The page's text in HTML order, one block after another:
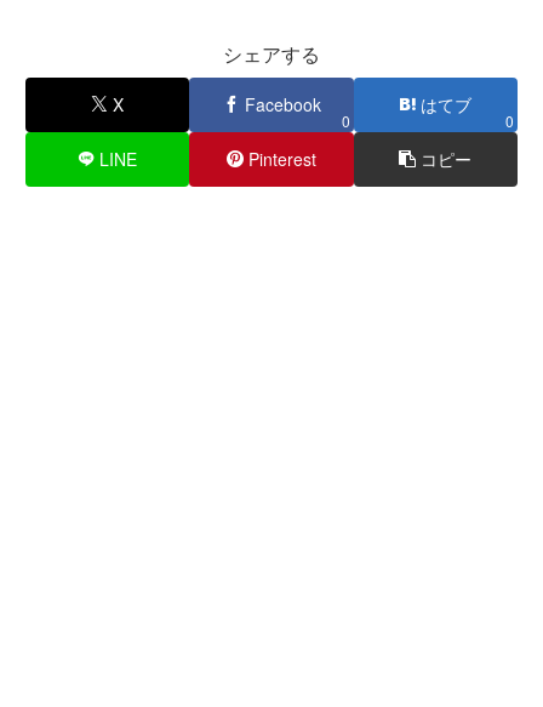
シェアする
X Facebook
0
はてブ
0
LINE Pinterest コピー